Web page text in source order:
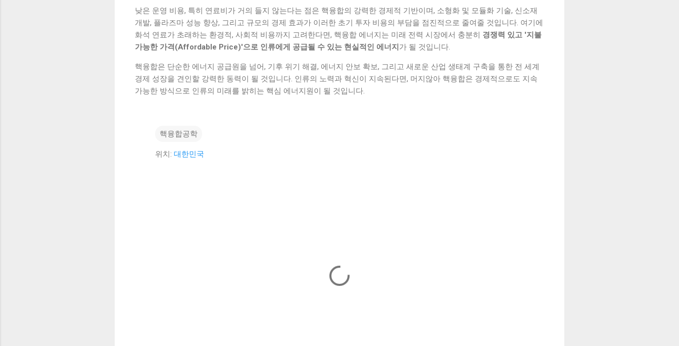
낮은 운영 비용, 특히 연료비가 거의 들지 않는다는 점은 핵융합의 강력한 경제적 기반이며, 소형화 및 모듈화 기술, 신소재
개발, 플라즈마 성능 향상, 그리고 규모의 경제 효과가 이러한 초기 투자 비용의 부담을 점진적으로 줄여줄 것입니다. 여기에
화석 연료가 초래하는 환경적, 사회적 비용까지 고려한다면, 핵융합 에너지는 미래 전력 시장에서 충분히 경쟁력 있고 '지불
가능한 가격(Affordable Price)'으로 인류에게 공급될 수 있는 현실적인 에너지 가 될 것입니다.
핵융합은 단순한 에너지 공급원을 넘어, 기후 위기 해결, 에너지 안보 확보, 그리고 새로운 산업 생태계 구축을 통한 전 세계
경제 성장을 견인할 강력한 동력이 될 것입니다. 인류의 노력과 혁신이 지속된다면, 머지않아 핵융합은 경제적으로도 지속
가능한 방식으로 인류의 미래를 밝히는 핵심 에너지원이 될 것입니다.
핵융합공학
위치: 대한민국